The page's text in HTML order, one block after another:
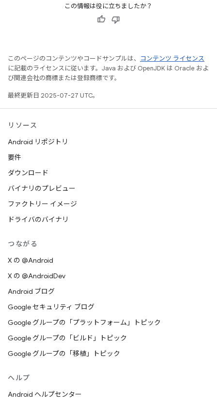
この情報は役に立ちましたか？
このページのコンテンツやコードサンプルは、
コンテンツ ライセンス
に記載のライセンスに従います。Java および OpenJDK は Oracle およ
び関連会社の商標または登録商標です。
最終更新日 2025-07-27 UTC。
リソース
Android リポジトリ
要件
ダウンロード
バイナリのプレビュー
ファクトリー イメージ
ドライバのバイナリ
つながる
X の @Android
X の @AndroidDev
Android ブログ
Google セキュリティ ブログ
Google グループの「プラットフォーム」トピック
Google グループの「ビルド」トピック
Google グループの「移植」トピック
ヘルプ
Android ヘルプセンター